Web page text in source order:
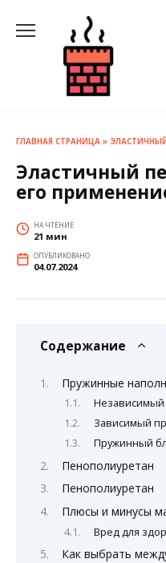
содержанию
ГЛАВНАЯ СТРАНИЦА »
Эластичный
его
НА ЧТЕНИЕ
21 мин
ОПУБЛИКОВАНО
04.07.2024
Содержание
Пружинные
Зависимый
Пружинный
Пенополиуретан
Пенополиуретан
Плюсы и минусы
Вред для
Как выбрать